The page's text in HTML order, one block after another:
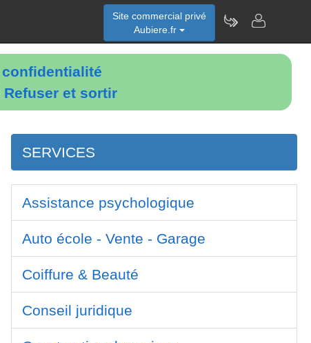
Refuser et sortir
Site commercial privé
Aubiere.fr
SERVICES
Assistance psychologique
Auto école - Vente - Garage
Coiffure & Beauté
Conseil juridique